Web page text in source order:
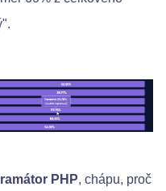
PHP, chápu, proč